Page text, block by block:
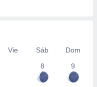
Vie Sáb
Dom
8
9